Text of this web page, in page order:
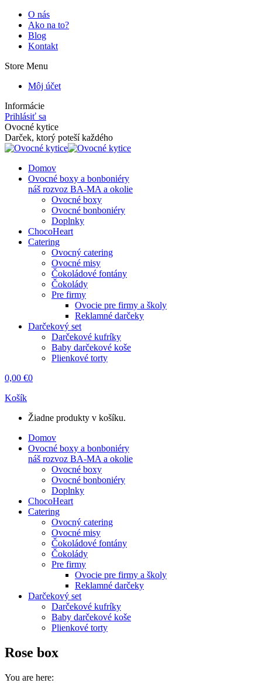
Skip
content
O nás
Ako na to?
Blog
Kontakt
Store Menu
Môj účet
Informácie
Prihlásiť sa
Facebook
page
opens
new
window
Instagram
page
opens
new
window
Ovocné kytice
Darček, ktorý poteší každého
Domov
Ovocné boxy a bonboniéry
náš rozvoz BA-MA a okolie
Ovocné boxy
Ovocné bonboniéry
Doplnky
ChocoHeart
Catering
Ovocný catering
Ovocné misy
Čokoládové fontány
Čokolády
Pre firmy
Ovocie pre firmy a školy
Reklamné darčeky
Darčekový set
Darčekové kufríky
Baby darčekové koše
Plienkové torty
0,00 €0
Košík
Žiadne produkty v košíku.
Domov
Ovocné boxy a bonboniéry
náš rozvoz BA-MA a okolie
Ovocné boxy
Ovocné bonboniéry
Doplnky
ChocoHeart
Catering
Ovocný catering
Ovocné misy
Čokoládové fontány
Čokolády
Pre firmy
Ovocie pre firmy a školy
Reklamné darčeky
Darčekový set
Darčekové kufríky
Baby darčekové koše
Plienkové torty
Rose box
You are here: